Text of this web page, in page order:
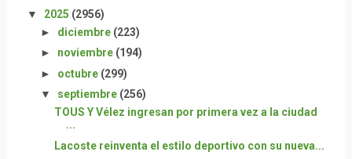
▼ 2025 (2956)
► diciembre (223)
► noviembre (194)
► octubre (299)
▼ septiembre (256)
TOUS Y Vélez ingresan por primera vez a la ciudad
...
Lacoste reinventa el estilo deportivo con su nueva...